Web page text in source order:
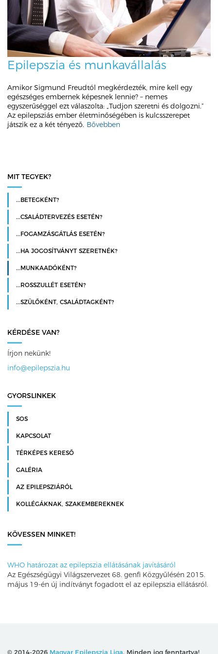
Epilepszia és munkavállalás
Amikor Sigmund Freudtól megkérdezték, mire kell egy
egészséges embernek képesnek lennie? – nemes
egyszerűséggel ezt válaszolta: „Tudjon szeretni és dolgozni.”
Az epilepsziás ember életminőségében is kulcsszerepet
játszik ez a két tényező. Bővebben
MIT TEGYEK?
...BETEGKÉNT?
...CSALÁDTERVEZÉS ESETÉN?
...FOGAMZÁSGÁTLÁS ESETÉN?
...HA JOGOSÍTVÁNYT SZERETNÉK?
...MUNKAADÓKÉNT?
...ROSSZULLÉT ESETÉN?
...SZÜLŐKÉNT, CSALÁDTAGKÉNT?
KÉRDÉSE VAN?
Írjon nekünk!
info@epilepszia.hu
GYORSLINKEK
SOS
KAPCSOLAT
TÉRKÉPES KERESŐ
GALÉRIA
AZ EPILEPSZIÁRÓL
KOLLÉGÁKNAK, SZAKEMBEREKNEK
KÖVESSEN MINKET!
WHO határozat az epilepszia ellátásának javításáról
Az Egészségügyi Világszervezet 68. genfi Közgyűlésén 2015.
május 19-én új indítványt fogadott el az epilepszia ellátásról.
© 2014-2026 Magyar Epilepszia Liga. Minden jog fenntartva!